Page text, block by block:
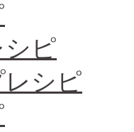
ピ
シピ